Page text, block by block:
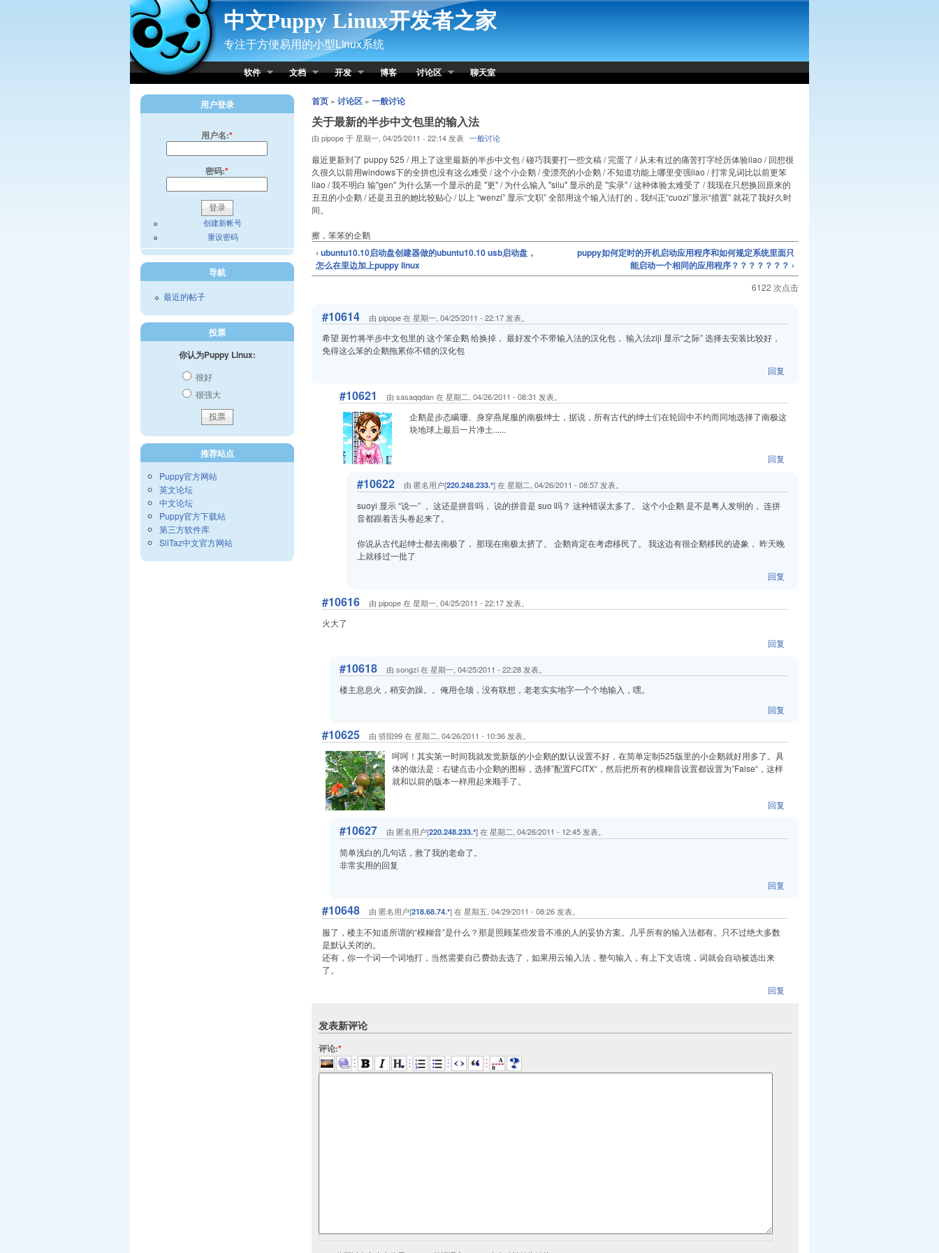
Skip to Content
中文Puppy Linux开发者之家
专注于方便易用的小型Linux系统
软件 文档 开发 博客 讨论区 聊天室
首页» 讨论区» 一般讨论
关于最新的半步中文包里的输入法
由 pipope 于 星期一, 04/25/2011 - 22:14 发表 一般讨论
最近更新到了 puppy 525 / 用上了这里最新的半步中文包 / 碰巧我要打一些文稿 / 完蛋了 / 从未有过的痛苦打字经历体验liao / 回想很
久很久以前用windows下的全拼也没有这么难受 / 这个小企鹅 / 变漂亮的小企鹅 / 不知道功能上哪里变强liao / 打常见词比以前更笨
liao / 我不明白 输"gen" 为什么第一个显示的是 "更" / 为什么输入 "silu" 显示的是 "实录" / 这种体验太难受了 / 我现在只想换回原来的
丑丑的小企鹅 / 还是丑丑的她比较贴心 / 以上 “wenzi” 显示“文职” 全部用这个输入法打的，我纠正“cuozi”显示“措置” 就花了我好久时
间。
擦，笨笨的企鹅
‹ ubuntu10.10启动盘创建器做的ubuntu10.10 usb启动盘，
怎么在里边加上puppy linux
puppy如何定时的开机启动应用程序和如何规定系统里面只
能启动一个相同的应用程序？？？？？？？ ›
6122 次点击
#10614 由 pipope 在 星期一, 04/25/2011 - 22:17 发表。
希望 斑竹将半步中文包里的 这个笨企鹅 给换掉， 最好发个不带输入法的汉化包， 输入法ziji 显示“之际” 选择去安装比较好，
免得这么笨的企鹅拖累你不错的汉化包
回复
#10621 由 sasaqqdan 在 星期二, 04/26/2011 - 08:31 发表。
企鹅是步态瞒珊、身穿燕尾服的南极绅士，据说，所有古代的绅士们在轮回中不约而同地选择了南极这
块地球上最后一片净土......
回复
#10622 由 匿名用户[220.248.233.*] 在 星期二, 04/26/2011 - 08:57 发表。
suoyi 显示 “说一” ， 这还是拼音吗， 说的拼音是 suo 吗？ 这种错误太多了。 这个小企鹅 是不是粤人发明的， 连拼
音都跟着舌头卷起来了。
你说从古代起绅士都去南极了， 那现在南极太挤了。 企鹅肯定在考虑移民了。 我这边有很企鹅移民的迹象， 昨天晚
上就移过一批了
回复
#10616 由 pipope 在 星期一, 04/25/2011 - 22:17 发表。
火大了
回复
#10618 由 songzi 在 星期一, 04/25/2011 - 22:28 发表。
楼主息息火，稍安勿躁。。俺用仓颉，没有联想，老老实实地字一个个地输入，嘿。
回复
#10625 由 骄阳99 在 星期二, 04/26/2011 - 10:36 发表。
呵呵！其实第一时间我就发觉新版的小企鹅的默认设置不好，在简单定制525版里的小企鹅就好用多了。具
体的做法是：右键点击小企鹅的图标，选择”配置FCITX“，然后把所有的模糊音设置都设置为”False“，这样
就和以前的版本一样用起来顺手了。
回复
#10627 由 匿名用户[220.248.233.*] 在 星期二, 04/26/2011 - 12:45 发表。
简单浅白的几句话，救了我的老命了。
非常实用的回复
回复
#10648 由 匿名用户[218.68.74.*] 在 星期五, 04/29/2011 - 08:26 发表。
服了，楼主不知道所谓的“模糊音”是什么？那是照顾某些发音不准的人的妥协方案。几乎所有的输入法都有。只不过绝大多数
是默认关闭的。
还有，你一个词一个词地打，当然需要自己费劲去选了，如果用云输入法，整句输入，有上下文语境，词就会自动被选出来
了。
回复
发表新评论
评论:*
用户登录
用户名:*
密码:*
创建新帐号
重设密码
导航
最近的帖子
投票
你认为Puppy Linux:
很好
很强大
推荐站点
Puppy官方网站
英文论坛
中文论坛
Puppy官方下载站
第三方软件库
SliTaz中文官方网站